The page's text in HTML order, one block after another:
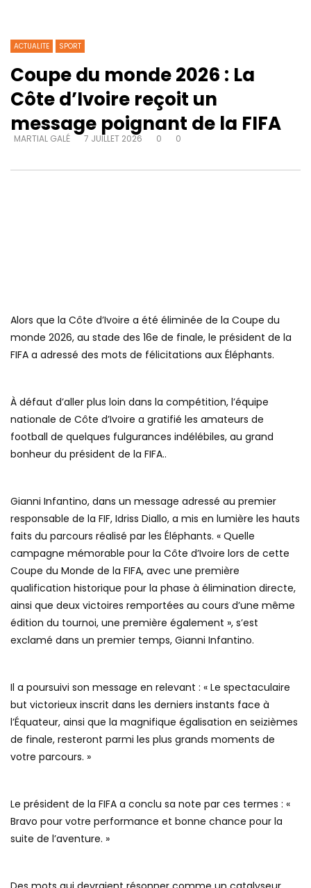
ACTUALITE SPORT
Coupe du monde 2026 : La
Côte d’Ivoire reçoit un
message poignant de la FIFA
MARTIAL GALÉ 7 JUILLET 2026 0 0
Alors que la Côte d’Ivoire a été éliminée de la Coupe du
monde 2026, au stade des 16e de finale, le président de la
FIFA a adressé des mots de félicitations aux Éléphants.
À défaut d’aller plus loin dans la compétition, l’équipe
nationale de Côte d’Ivoire a gratifié les amateurs de
football de quelques fulgurances indélébiles, au grand
bonheur du président de la FIFA..
Gianni Infantino, dans un message adressé au premier
responsable de la FIF, Idriss Diallo, a mis en lumière les hauts
faits du parcours réalisé par les Éléphants. « Quelle
campagne mémorable pour la Côte d’Ivoire lors de cette
Coupe du Monde de la FIFA, avec une première
qualification historique pour la phase à élimination directe,
ainsi que deux victoires remportées au cours d’une même
édition du tournoi, une première également », s’est
exclamé dans un premier temps, Gianni Infantino.
Il a poursuivi son message en relevant : « Le spectaculaire
but victorieux inscrit dans les derniers instants face à
l’Équateur, ainsi que la magnifique égalisation en seizièmes
de finale, resteront parmi les plus grands moments de
votre parcours. »
Le président de la FIFA a conclu sa note par ces termes : «
Bravo pour votre performance et bonne chance pour la
suite de l’aventure. »